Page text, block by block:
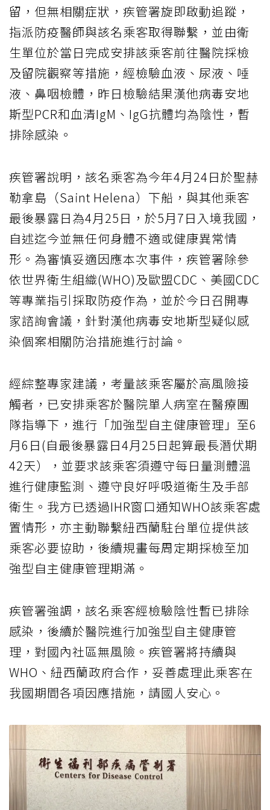
留，但無相關症狀，疾管署旋即啟動追蹤，
指派防疫醫師與該名乘客取得聯繫，並由衛
生單位於當日完成安排該乘客前往醫院採檢
及留院觀察等措施，經檢驗血液、尿液、唾
液、鼻咽檢體，昨日檢驗結果漢他病毒安地
斯型PCR和血清IgM、IgG抗體均為陰性，暫
排除感染。
疾管署說明，該名乘客為今年4月24日於聖赫
勒拿島（Saint Helena）下船，與其他乘客
最後暴露日為4月25日，於5月7日入境我國，
自述迄今並無任何身體不適或健康異常情
形。為審慎妥適因應本次事件，疾管署除參
依世界衛生組織(WHO)及歐盟CDC、美國CDC
等專業指引採取防疫作為，並於今日召開專
家諮詢會議，針對漢他病毒安地斯型疑似感
染個案相關防治措施進行討論。
經綜整專家建議，考量該乘客屬於高風險接
觸者，已安排乘客於醫院單人病室在醫療團
隊指導下，進行「加強型自主健康管理」至6
月6日(自最後暴露日4月25日起算最長潛伏期
42天），並要求該乘客須遵守每日量測體溫
進行健康監測、遵守良好呼吸道衛生及手部
衛生。我方已透過IHR窗口通知WHO該乘客處
置情形，亦主動聯繫紐西蘭駐台單位提供該
乘客必要協助，後續規畫每周定期採檢至加
強型自主健康管理期滿。
疾管署強調，該名乘客經檢驗陰性暫已排除
感染，後續於醫院進行加強型自主健康管
理，對國內社區無風險。疾管署將持續與
WHO、紐西蘭政府合作，妥善處理此乘客在
我國期間各項因應措施，請國人安心。